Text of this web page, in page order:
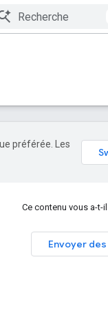
préférée. Les
Ce contenu vous a-t-
Envoyer